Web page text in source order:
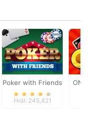
Poker with Friends
Hrál: 245,421